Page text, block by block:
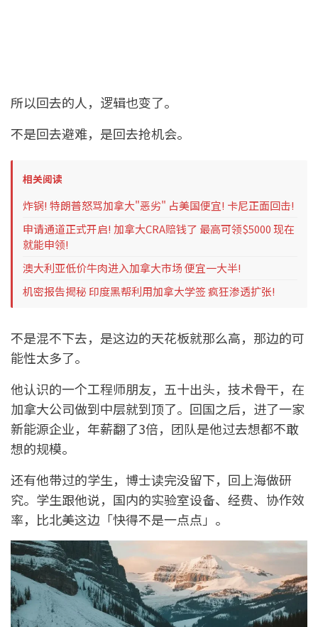
所以回去的人，逻辑也变了。
不是回去避难，是回去抢机会。
相关阅读
炸锅! 特朗普怒骂加拿大"恶劣" 占美国便宜! 卡尼正面回击!
申请通道正式开启! 加拿大CRA赔钱了 最高可领$5000 现在
就能申领!
澳大利亚低价牛肉进入加拿大市场 便宜一大半!
机密报告揭秘 印度黑帮利用加拿大学签 疯狂渗透扩张!
不是混不下去，是这边的天花板就那么高，那边的可
能性太多了。
他认识的一个工程师朋友，五十出头，技术骨干，在
加拿大公司做到中层就到顶了。回国之后，进了一家
新能源企业，年薪翻了3倍，团队是他过去想都不敢
想的规模。
还有他带过的学生，博士读完没留下，回上海做研
究。学生跟他说，国内的实验室设备、经费、协作效
率，比北美这边「快得不是一点点」。